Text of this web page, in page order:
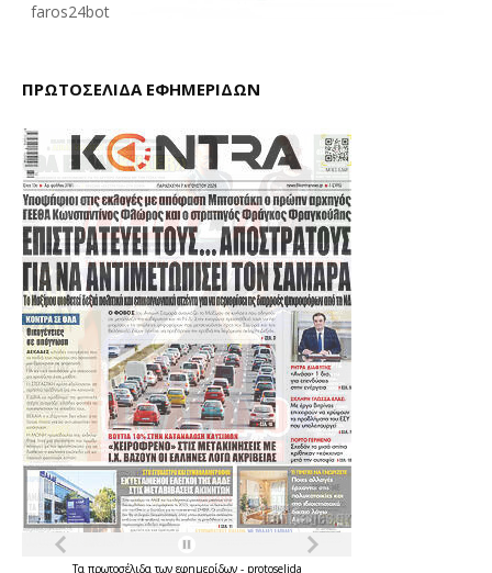
faros24bot
ΠΡΩΤΟΣΕΛΙΔΑ ΕΦΗΜΕΡΙΔΩΝ
Τα πρωτοσέλιδατων εφημερίδων - protoselida